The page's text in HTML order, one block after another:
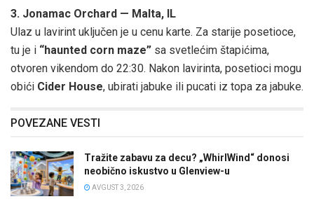
3. Jonamac Orchard — Malta, IL
Ulaz u lavirint uključen je u cenu karte. Za starije posetioce,
tu je i “haunted corn maze” sa svetlećim štapićima,
otvoren vikendom do 22:30. Nakon lavirinta, posetioci mogu
obići Cider House, ubirati jabuke ili pucati iz topa za jabuke.
POVEZANE VESTI
Tražite zabavu za decu? „WhirlWind“ donosi
neobično iskustvo u Glenview-u
AVGUST 3, 2026